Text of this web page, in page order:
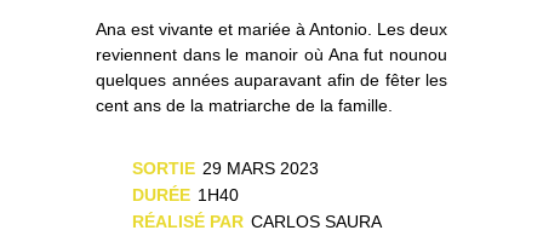
Ana est vivante et mariée à Antonio. Les deux
reviennent dans le manoir où Ana fut nounou
quelques années auparavant afin de fêter les
cent ans de la matriarche de la famille.
SORTIE 29 MARS 2023
DURÉE 1H40
RÉALISÉ PAR CARLOS SAURA